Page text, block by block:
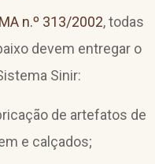
n.º 313/2002, todas
devem entregar o
Sinir:
de artefatos de
e calçados;